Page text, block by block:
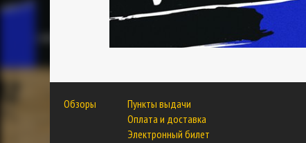
Обзоры
Пункты выдачи
Оплата и доставка
Электронный билет